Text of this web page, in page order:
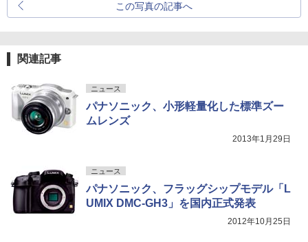
この写真の記事へ
関連記事
ニュース
パナソニック、小形軽量化した標準ズー
ムレンズ
2013年1月29日
ニュース
パナソニック、フラッグシップモデル「L
UMIX DMC-GH3」を国内正式発表
2012年10月25日